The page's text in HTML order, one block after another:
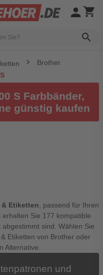
search
person shopping_cart
Brother
S Farbbänder,
günstig kaufen
Etiketten, passend für Ihren
erhalten Sie 177 kompatible
sind. Wählen Sie
Etiketten von Brother oder
Alternative.
und